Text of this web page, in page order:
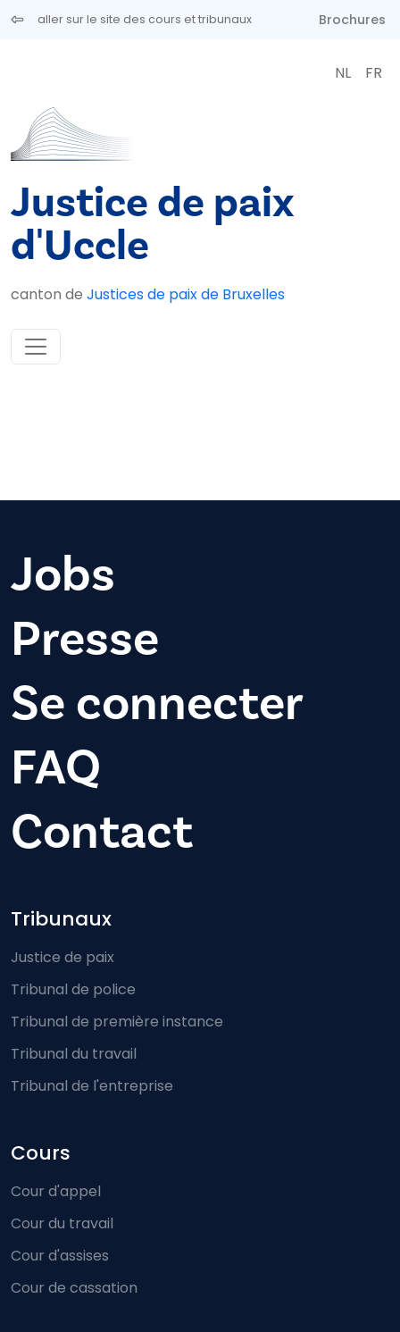
Aller au contenu principal
aller sur le site des cours et tribunaux Brochures
NL FR
Justice de paix
d'Uccle
canton de Justices de paix de Bruxelles
Jobs
Presse
Se connecter
FAQ
Contact
Footer-menu
Tribunaux
Justice de paix
Tribunal de police
Tribunal de première instance
Tribunal du travail
Tribunal de l'entreprise
Cours
Cour d'appel
Cour du travail
Cour d'assises
Cour de cassation